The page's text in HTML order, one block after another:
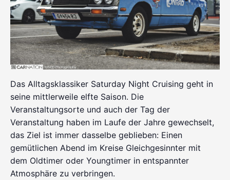
Das Alltagsklassiker Saturday Night Cruising geht in
seine mittlerweile elfte Saison. Die
Veranstaltungsorte und auch der Tag der
Veranstaltung haben im Laufe der Jahre gewechselt,
das Ziel ist immer dasselbe geblieben: Einen
gemütlichen Abend im Kreise Gleichgesinnter mit
dem Oldtimer oder Youngtimer in entspannter
Atmosphäre zu verbringen.